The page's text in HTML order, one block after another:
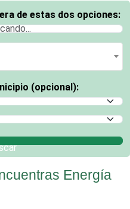
de estas dos opciones:
(opcional):
Energía